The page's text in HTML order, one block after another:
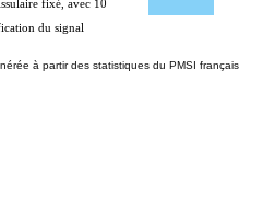
fixé, avec 10
du signal
à partir des statistiques du PMSI français